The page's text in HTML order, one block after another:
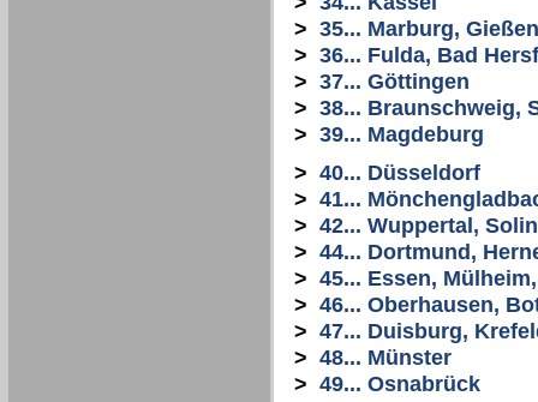
> 35... Marburg,
> 36... Fulda, Bad
> 37... Göttingen
> 38... Braunschweig,
> 39... Magdeburg
> 40... Düsseldorf
> 41...
> 42... Wuppertal,
> 44... Dortmund,
> 45... Essen,
> 46... Oberhausen,
> 47... Duisburg,
> 48... Münster
> 49... Osnabrück